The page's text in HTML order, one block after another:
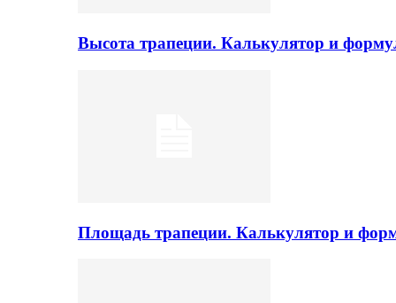
Высота трапеции. Калькулятор и
Площадь трапеции. Калькулятор и